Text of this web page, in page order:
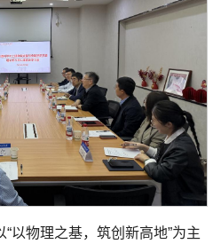
以物理之基，筑创新高地”为主